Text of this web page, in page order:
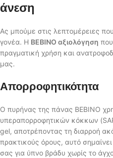
άνεση
Ας μπούμε στις λεπτομέρειες
γονέα. Η BEBINO αξιολόγηση
πραγματική χρήση και
μας.
Απορροφητικότητα
Ο πυρήνας της πάνας BEBINO
υπεραπορροφητικών κόκκων
gel, αποτρέποντας τη διαρροή
πρακτικούς όρους, αυτό
σας για ύπνο βράδυ χωρίς το